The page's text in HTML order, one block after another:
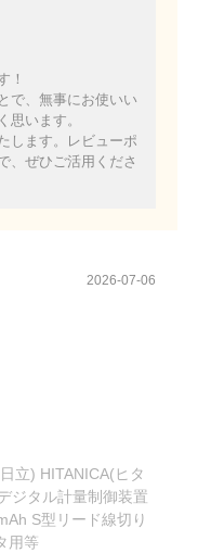
！
で、無事にお使いい
思います。
します。レビューポ
、ぜひご活用くださ
2026-07-06
立) HITANICA(ヒタ
ジタル計量制御装置
S型リード線切り
用等